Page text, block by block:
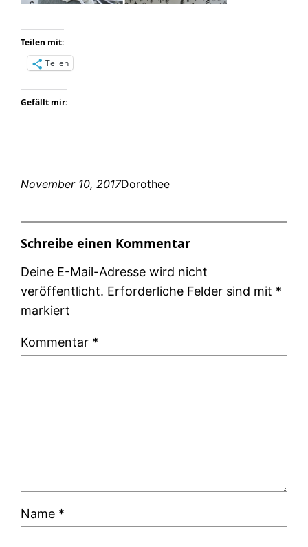
Teilen mit:
Teilen
Gefällt mir:
November 10, 2017Dorothee
Schreibe einen Kommentar
Deine E-Mail-Adresse wird nicht
veröffentlicht. Erforderliche Felder sind mit *
markiert
Kommentar *
Name *